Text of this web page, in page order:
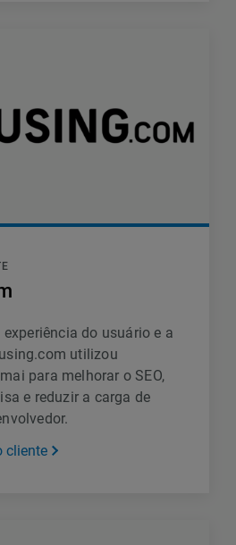
do usuário e a
utilizou
para melhorar o SEO,
e reduzir a carga de
cliente